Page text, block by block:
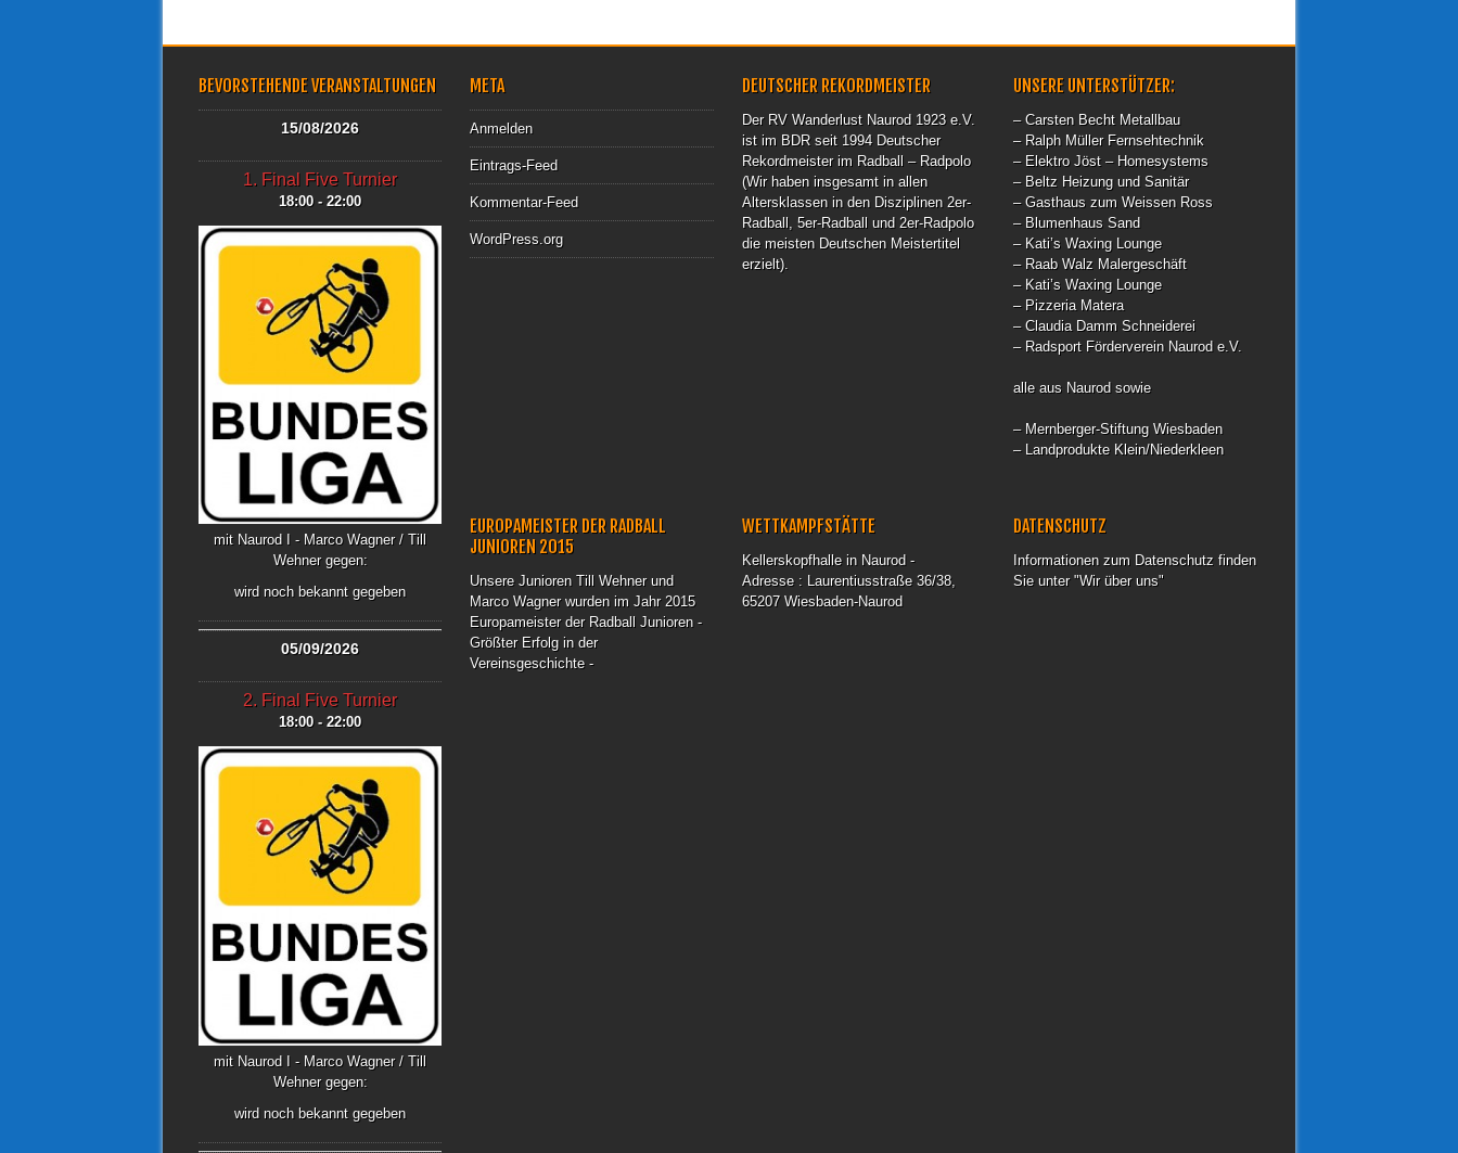
BEVORSTEHENDE VERANSTALTUNGEN
15/08/2026
1. Final Five Turnier
18:00 - 22:00
mit Naurod I - Marco Wagner / Till
Wehner gegen:
wird noch bekannt gegeben
05/09/2026
2. Final Five Turnier
18:00 - 22:00
mit Naurod I - Marco Wagner / Till
Wehner gegen:
wird noch bekannt gegeben
META
Anmelden
Eintrags-Feed
Kommentar-Feed
WordPress.org
DEUTSCHER REKORDMEISTER
Der RV Wanderlust Naurod 1923 e.V.
ist im BDR seit 1994 Deutscher
Rekordmeister im Radball – Radpolo
(Wir haben insgesamt in allen
Altersklassen in den Disziplinen 2er-
Radball, 5er-Radball und 2er-Radpolo
die meisten Deutschen Meistertitel
erzielt).
UNSERE UNTERSTÜTZER:
– Carsten Becht Metallbau
– Ralph Müller Fernsehtechnik
– Elektro Jöst – Homesystems
– Beltz Heizung und Sanitär
– Gasthaus zum Weissen Ross
– Blumenhaus Sand
– Kati’s Waxing Lounge
– Raab Walz Malergeschäft
– Kati’s Waxing Lounge
– Pizzeria Matera
– Claudia Damm Schneiderei
– Radsport Förderverein Naurod e.V.
alle aus Naurod sowie
– Mernberger-Stiftung Wiesbaden
– Landprodukte Klein/Niederkleen
EUROPAMEISTER DER RADBALL
JUNIOREN 2015
Unsere Junioren Till Wehner und
Marco Wagner wurden im Jahr 2015
Europameister der Radball Junioren -
Größter Erfolg in der
Vereinsgeschichte -
WETTKAMPFSTÄTTE
Kellerskopfhalle in Naurod -
Adresse : Laurentiusstraße 36/38,
65207 Wiesbaden-Naurod
DATENSCHUTZ
Informationen zum Datenschutz finden
Sie unter "Wir über uns"